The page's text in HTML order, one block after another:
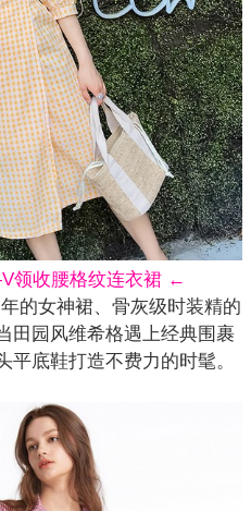
收腰格纹连衣裙 ←
女神裙、骨灰级时装精的
田园风维希格遇上经典围裹
底鞋打造不费力的时髦。